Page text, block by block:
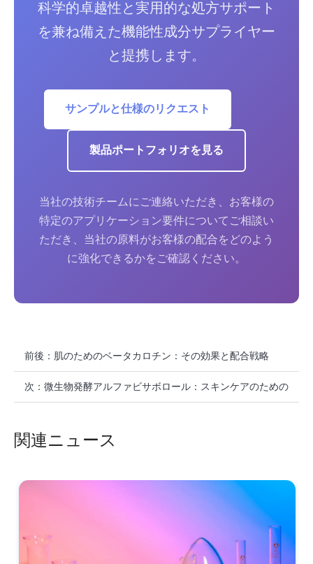
科学的卓越性と実用的な処方サポート
を兼ね備えた機能性成分サプライヤー
と提携します。
サンプルと仕様のリクエスト
製品ポートフォリオを見る
当社の技術チームにご連絡いただき、お客様の
特定のアプリケーション要件についてご相談い
ただき、当社の原料がお客様の配合をどのよう
に強化できるかをご確認ください。
前後： 肌のためのベータカロチン：その効果と配合戦略
次： 微生物発酵アルファビサボロール：スキンケアのための
関連ニュース